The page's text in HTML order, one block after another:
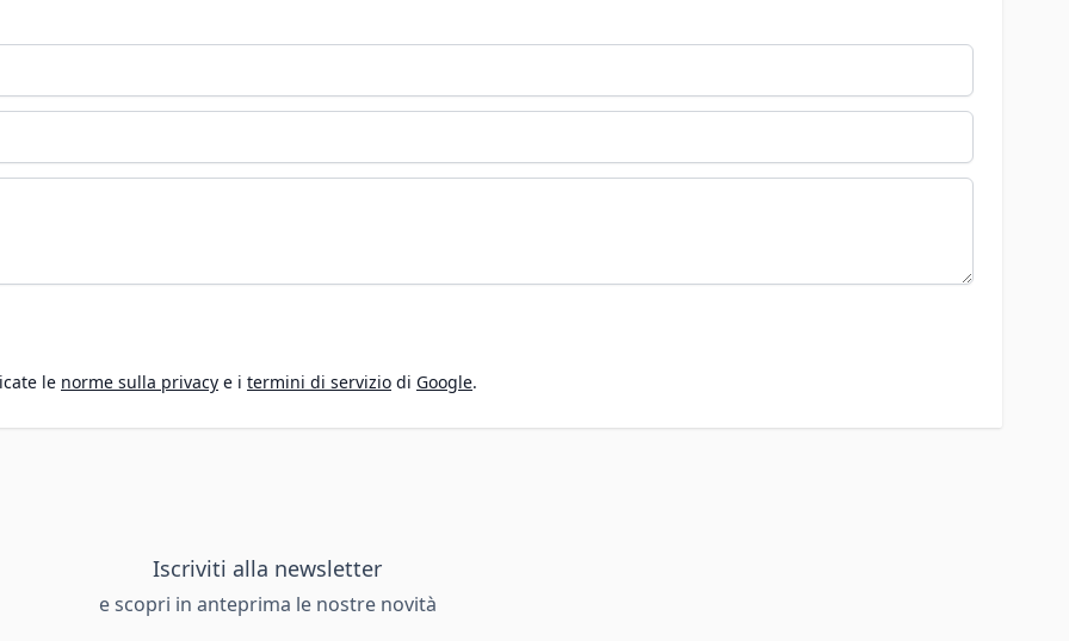
le norme sulla privacy e i termini di servizio di Google.
Iscriviti alla newsletter
e scopri in anteprima le nostre novità